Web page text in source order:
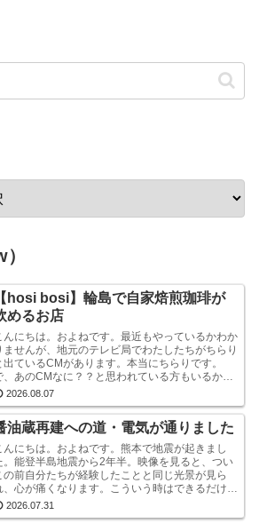
【hosi bosi】輪島で自家焙煎珈琲が
めるお店
んにちは。およねです。最近もやっているかわか
ませんが、地元のテレビ局でわたしたちがちらり
出ているCMがあります。本当にちらりです。
、あのCMなに？？と思われている方もいるかも
れませんが、あれは『石川県信用保証協会』とい
、中小企業...
2026.08.07
油蔵再建への道・電気が通りました
んにちは。およねです。熊本で地震が起きまし
。能登半島地震から2年半。映像を見ると、つい
の前自分たちが経験したことと同じ光景が見ら
、心が痛くなります。こういう時はできるだけ情
から離れたほうがいいと言いますが・・・気にな
ます。気にな...
2026.07.31